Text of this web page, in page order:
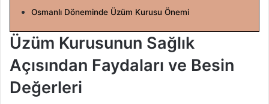
e
r
Osmanlı Döneminde Üzüm Kurusu Önemi
Üzüm Kurusunun Sağlık
Açısından Faydaları ve Besin
Değerleri